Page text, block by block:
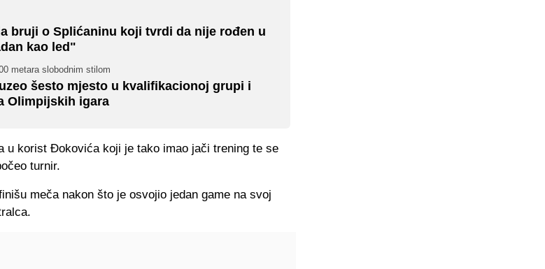
bruji o Splićaninu koji tvrdi da nije rođen u
kao led"
metara slobodnim stilom
šesto mjesto u kvalifikacionoj grupi i
Olimpijskih igara
u korist Đokovića koji je tako imao jači trening te se
turnir.
meča nakon što je osvojio jedan game na svoj